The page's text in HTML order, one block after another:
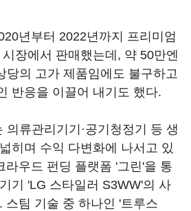
년부터 2022년까지 프리미엄
장에서 판매했는데, 약 50만엔
당의 고가 제품임에도 불구하고
반응을 이끌어 내기도 했다.
의류관리기기·공기청정기 등 생
히며 수익 다변화에 나서고 있
라우드 펀딩 플랫폼 '그린'을 통
기 'LG 스타일러 S3WW'의 사
스팀 기술 중 하나인 '트루스